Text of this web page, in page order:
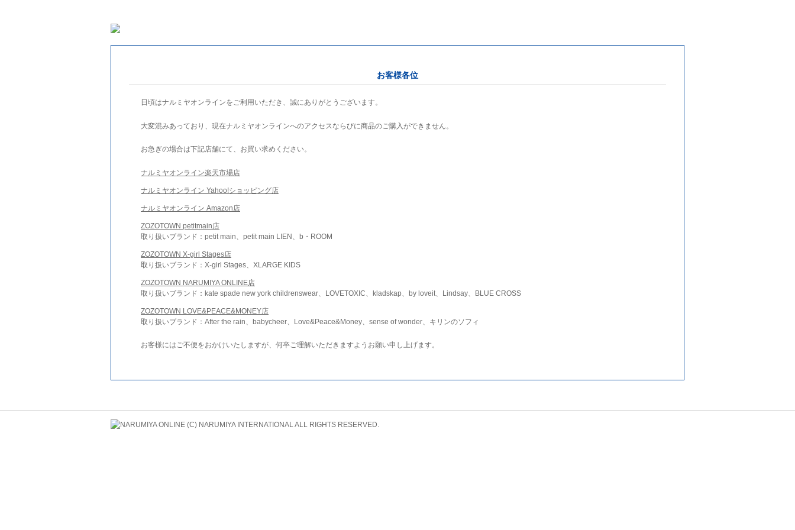
お客様各位
日頃はナルミヤオンラインをご利用いただき、誠にありがとうございます。
大変混みあっており、現在ナルミヤオンラインへのアクセスならびに商品のご購入ができません。
お急ぎの場合は下記店舗にて、お買い求めください。
ナルミヤオンライン楽天市場店
ナルミヤオンライン Yahoo!ショッピング店
ナルミヤオンライン Amazon店
ZOZOTOWN petitmain店
取り扱いブランド：petit main、petit main LIEN、b・ROOM
ZOZOTOWN X-girl Stages店
取り扱いブランド：X-girl Stages、XLARGE KIDS
ZOZOTOWN NARUMIYA ONLINE店
取り扱いブランド：kate spade new york childrenswear、LOVETOXIC、kladskap、by loveit、Lindsay、BLUE CROSS
ZOZOTOWN LOVE&PEACE&MONEY店
取り扱いブランド：After the rain、babycheer、Love&Peace&Money、sense of wonder、キリンのソフィ
お客様にはご不便をおかけいたしますが、何卒ご理解いただきますようお願い申し上げます。